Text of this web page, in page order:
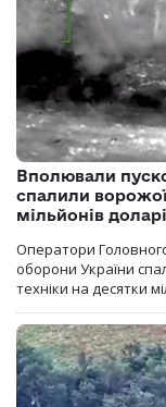
Вполювали
спалили
мільйонів
Оператори
оборони України
техніки на десятки